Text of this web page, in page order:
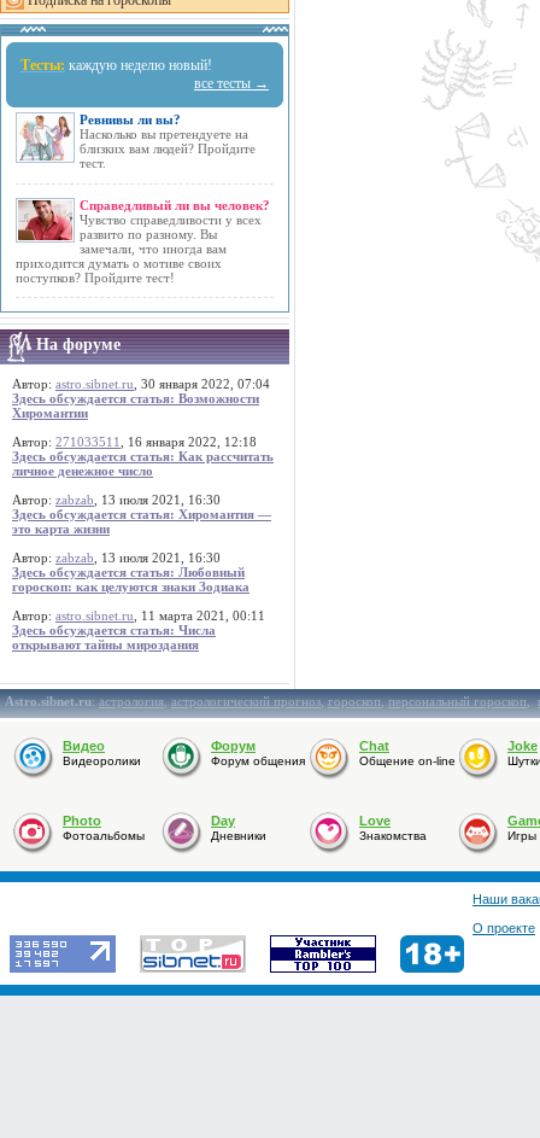
Тесты: каждую неделю новый!
все тесты →
Ревнивы ли вы?
Насколько вы претендуете на
близких вам людей? Пройдите
тест.
Справедливый ли вы человек?
Чувство справедливости у всех
развито по разному. Вы
замечали, что иногда вам
приходится думать о мотиве своих
поступков? Пройдите тест!
На форуме
Автор: astro.sibnet.ru , 30 января 2022, 07:04
Здесь обсуждается статья: Возможности
Хиромантии
Автор: 271033511
, 16 января 2022, 12:18
Здесь обсуждается статья: Как рассчитать
личное денежное число
Автор: zabzab , 13 июля 2021, 16:30
Здесь обсуждается статья: Хиромантия —
это карта жизни
Автор: zabzab , 13 июля 2021, 16:30
Здесь обсуждается статья: Любовный
гороскоп: как целуются знаки Зодиака
Автор: astro.sibnet.ru , 11 марта 2021, 00:11
Здесь обсуждается статья: Числа
открывают тайны мироздания
Astro.sibnet.ru:астрология,астрологический прогноз,гороскоп,персональный гороскоп,
Видео
Видеоролики
Форум
Форум общения
Chat
Общение on-line
Joke
Photo
Фотоальбомы
Day
Дневники
Love
Знакомства Игры
Наши
О проекте